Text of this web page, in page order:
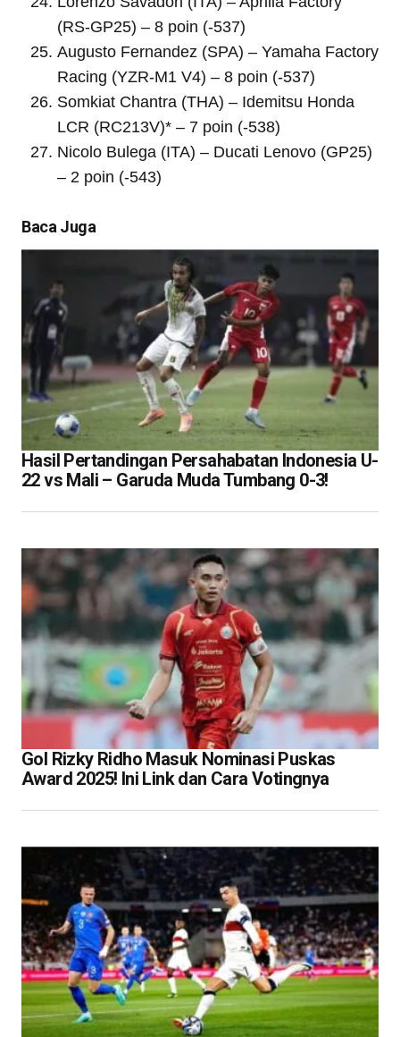
(RS-GP25) – 8 poin (-537)
Augusto Fernandez (SPA) – Yamaha Factory
Racing (YZR-M1 V4) – 8 poin (-537)
Somkiat Chantra (THA) – Idemitsu Honda
LCR (RC213V)* – 7 poin (-538)
Nicolo Bulega (ITA) – Ducati Lenovo (GP25)
– 2 poin (-543)
Baca Juga
Hasil Pertandingan Persahabatan Indonesia U-
22 vs Mali – Garuda Muda Tumbang 0-3!
Gol Rizky Ridho Masuk Nominasi Puskas
Award 2025! Ini Link dan Cara Votingnya